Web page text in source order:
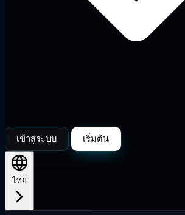
เข้าสู่ระบบ เริ่มต้น
ไทย